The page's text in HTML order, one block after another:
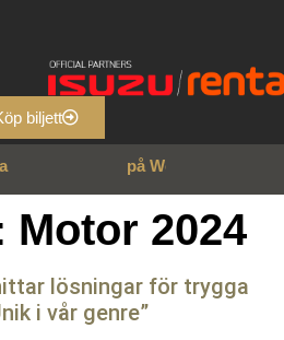
biljett
på We
Motor 2024
lösningar för trygga
i vår genre”